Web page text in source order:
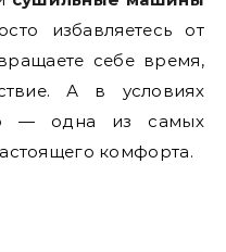
избавляетесь от
себе время,
А в условиях
— одна из самых
комфорта.